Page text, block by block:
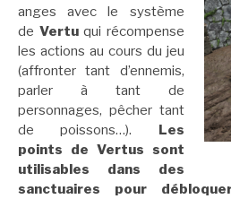
anges avec le système
de Vertu qui récompense
les actions au cours du jeu
(affronter tant d’ennemis,
parler à tant de
personnages, pêcher tant
de poissons…). Les
points de Vertus sont
utilisables dans des
sanctuaires pour